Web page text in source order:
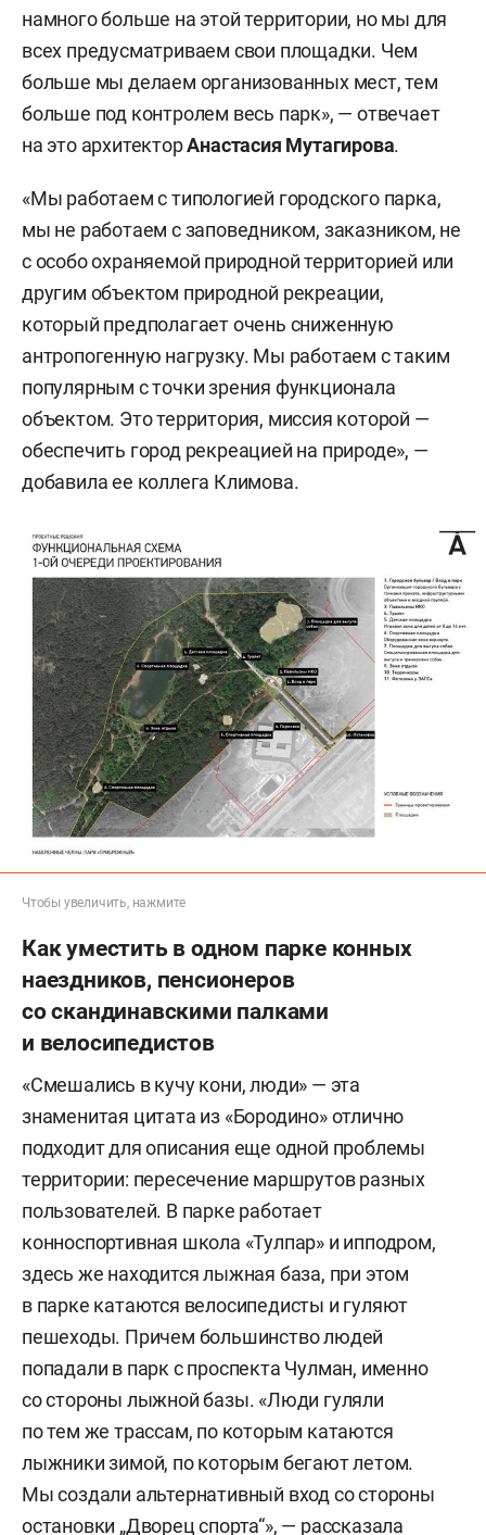
намного больше на этой территории, но мы для
всех предусматриваем свои площадки. Чем
больше мы делаем организованных мест, тем
больше под контролем весь парк», — отвечает
на это архитекторАнастасия Мутагирова.
«Мы работаем с типологией городского парка,
мы не работаем с заповедником, заказником, не
с особо охраняемой природной территорией или
другим объектом природной рекреации,
который предполагает очень сниженную
антропогенную нагрузку. Мы работаем с таким
популярным с точки зрения функционала
объектом. Это территория, миссия которой —
обеспечить город рекреацией на природе», —
добавила ее коллега Климова.
Чтобы увеличить, нажмите
Как уместить в одном парке конных
наездников, пенсионеров
со скандинавскими палками
и велосипедистов
«Смешались в кучу кони, люди» — эта
знаменитая цитата из «Бородино» отлично
подходит для описания еще одной проблемы
территории: пересечение маршрутов разных
пользователей. В парке работает
конноспортивная школа «Тулпар» и ипподром,
здесь же находится лыжная база, при этом
в парке катаются велосипедисты и гуляют
пешеходы. Причем большинство людей
попадали в парк с проспекта Чулман, именно
со стороны лыжной базы. «Люди гуляли
по тем же трассам, по которым катаются
лыжники зимой, по которым бегают летом.
Мы создали альтернативный вход со стороны
остановки „Дворец спорта“», — рассказала